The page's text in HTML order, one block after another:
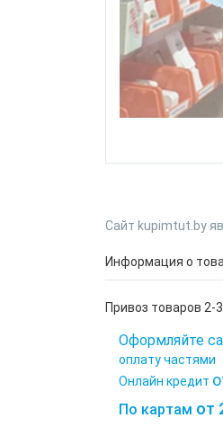
Сайт kupimtut.by
Информация о
Привоз товаров 2-
Оформляйте
оплату частями
Онлайн кредит
По картам от